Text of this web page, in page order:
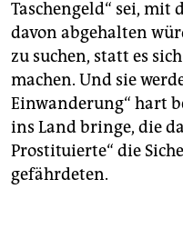
Taschengeld“ sei, mit
davon abgehalten
zu suchen, statt es
machen. Und sie
Einwanderung“ hart
ins Land bringe, die
Prostituierte“ die
gefährdeten.